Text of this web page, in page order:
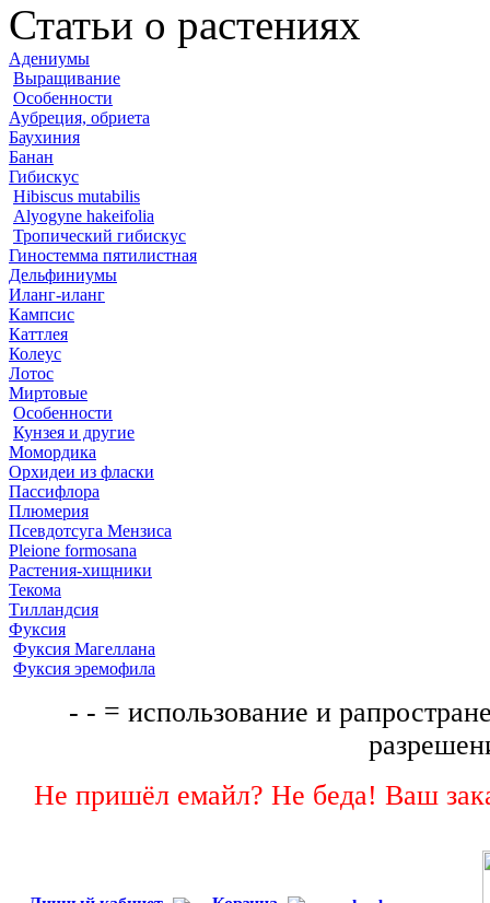
Статьи о растениях
Адениумы
Выращивание
Особенности
Аубреция, обриета
Баухиния
Банан
Гибискус
Hibiscus mutabilis
Alyogyne hakeifolia
Тропический гибискус
Гиностемма пятилистная
Дельфиниумы
Иланг-иланг
Кампсис
Каттлея
Колеус
Лотос
Миртовые
Особенности
Кунзея и другие
Момордика
Орхидеи из фласки
Пассифлора
Плюмерия
Псевдотсуга Мензиса
Pleione formosana
Растения-хищники
Текома
Тилландсия
Фуксия
Фуксия Магеллана
Фуксия эремофила
- - = использование и
Не пришёл емайл? Не беда! Ваш